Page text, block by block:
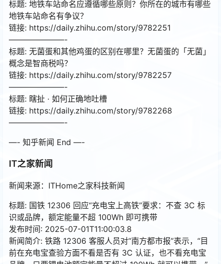
标题: 地铁车站命名应遵循哪些原则？你所在的城市有哪些
地铁车站命名有争议？
链接: https://daily.zhihu.com/story/9782251
———————-
标题: 无菌蛋和其他鸡蛋的区别在哪里？无菌蛋的「无菌」
概念是智商税吗？
链接: https://daily.zhihu.com/story/9782257
———————-
标题: 瞎扯 · 如何正确地吐槽
链接: https://daily.zhihu.com/story/9782268
———————-
—- 知乎新闻 End —-
IT之家新闻
新闻来源：ITHome之家科技新闻
标题: 国铁 12306 回应“充电宝上高铁”要求：不查 3C 标
识或品牌，额定能量不超 100Wh 即可携带
发布时间: 2025-07-01T11:00:03.8
新闻简介: 铁路 12306 客服人员对“南方都市报”表示，“目
前在充电宝查验方面不看是否有 3C 认证，也不看充电宝